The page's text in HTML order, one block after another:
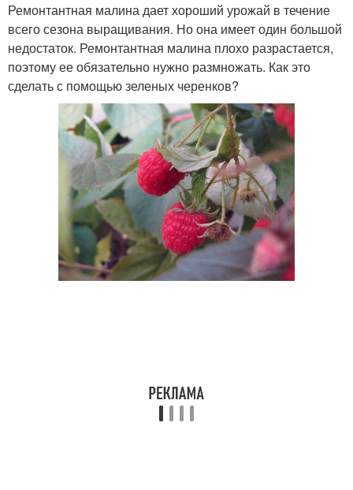
Ремонтантная малина дает хороший урожай в течение
всего сезона выращивания. Но она имеет один большой
недостаток. Ремонтантная малина плохо разрастается,
поэтому ее обязательно нужно размножать. Как это
сделать с помощью зеленых черенков?